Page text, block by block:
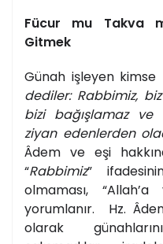
Fücur mu Takva
Gitmek
Günah işleyen
dediler: Rabbimiz,
bizi bağışlamaz ve
ziyan edenlerden
Âdem ve eşi
“Rabbimiz”
olmaması,
yorumlanır.
Hz.
olarak